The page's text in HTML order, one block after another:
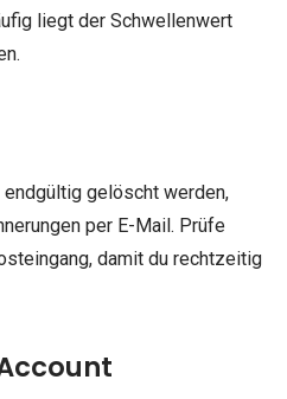
liegt der Schwellenwert
endgültig gelöscht werden,
per E-Mail. Prüfe
damit du rechtzeitig